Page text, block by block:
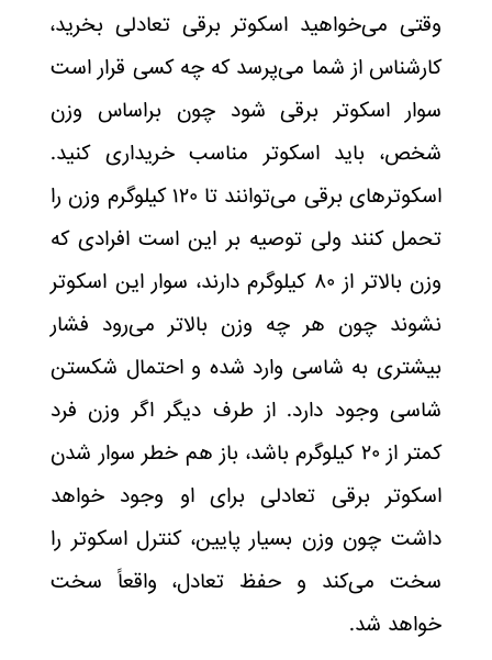
وقتی می‌خواهید اسکوتر برقی تعادلی بخرید،
کارشناس از شما می‌پرسد که چه کسی قرار است
سوار اسکوتر برقی شود چون براساس وزن
شخص، باید اسکوتر مناسب خریداری کنید.
اسکوترهای برقی می‌توانند تا ۱۲۰ کیلوگرم وزن را
تحمل کنند ولی توصیه بر این است افرادی که
وزن بالاتر از ۸۰ کیلوگرم دارند، سوار این اسکوتر
نشوند چون هر چه وزن بالاتر می‌رود فشار
بیشتری به شاسی وارد شده و احتمال شکستن
شاسی وجود دارد. از طرف دیگر اگر وزن فرد
کمتر از ۲۰ کیلوگرم باشد، باز هم خطر سوار شدن
اسکوتر برقی تعادلی برای او وجود خواهد
داشت چون وزن بسیار پایین، کنترل اسکوتر را
سخت می‌کند و حفظ تعادل، واقعاً سخت
خواهد شد.